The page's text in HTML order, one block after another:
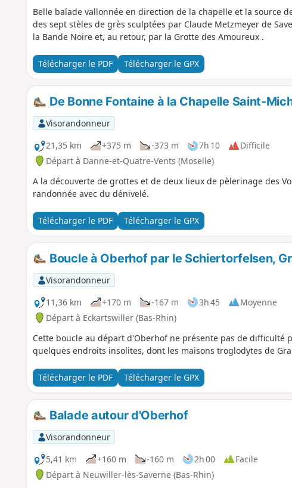
Belle balade vallonnée en direction de la chapelle et la source
des sept stèles de grès sculptées par Claude Metzmeyer de
la Bande Noire et, au retour, par la Grotte des Amoureux .
Télécharger le PDF Télécharger le GPX
De Bonne Fontaine à la Chapelle Saint-
Visorandonneur
21,35 km
+375 m -373 m 7h 10
Difficile
Départ à Danne-et-Quatre-Vents (Moselle)
A la découverte de grottes et de deux lieux de pèlerinage des
randonnée avec du dénivelé.
Télécharger le PDF Télécharger le GPX
Boucle à Oberhof par le Schiertorfelsen,
Visorandonneur
11,36 km
+170 m -167 m 3h 45
Moyenne
Départ à Eckartswiller (Bas-Rhin)
Cette boucle au départ d'Oberhof ne présente pas de difficulté
quelques endroits insolites, dont les maisons troglodytes de
Télécharger le PDF Télécharger le GPX
Balade autour d'Oberhof
Visorandonneur
5,41 km
+160 m -160 m 2h 00
Facile
Départ à Neuwiller-lès-Saverne (Bas-Rhin)